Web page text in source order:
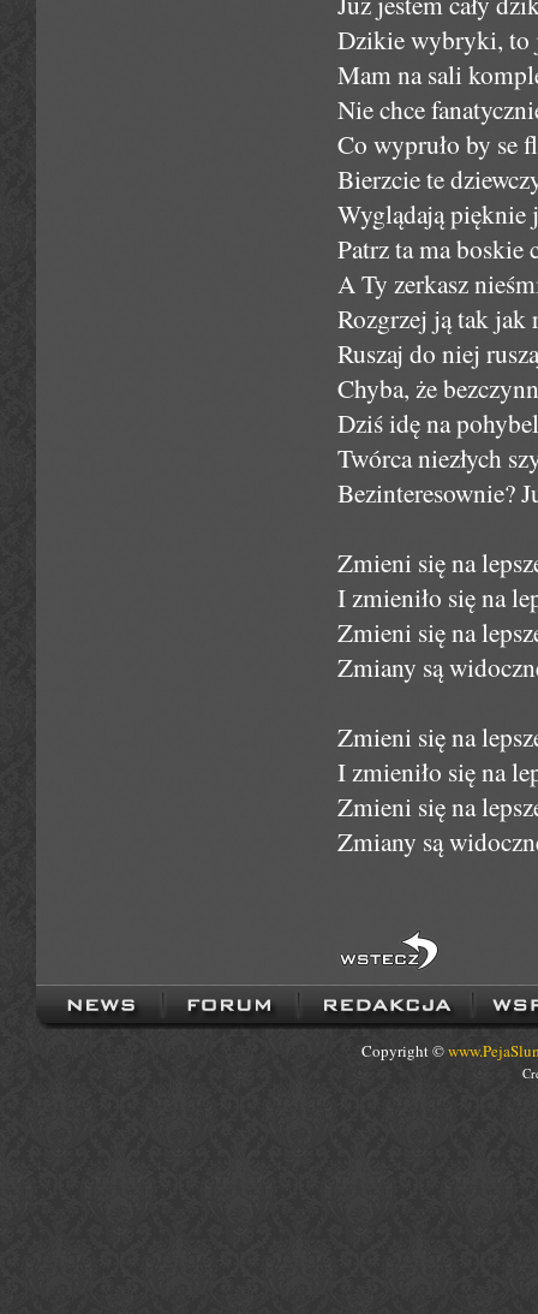
Dzikie wybryki, to
Mam na sali
Nie chce
Co wypruło by se
Bierzcie te
Wyglądają pięknie
Patrz ta ma boskie
A Ty zerkasz
Rozgrzej ją tak jak
Ruszaj do niej
Chyba, że
Dziś idę na
Twórca niezłych
Bezinteresownie?
Zmieni się na
I zmieniło się na
Zmieni się na
Zmiany są
Zmieni się na
I zmieniło się na
Zmieni się na
Zmiany są
Copyright ©